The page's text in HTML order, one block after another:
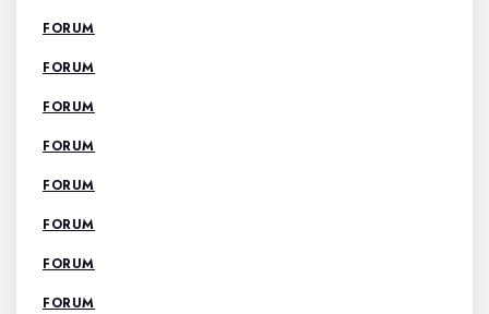
FORUM
FORUM
FORUM
FORUM
FORUM
FORUM
FORUM
FORUM